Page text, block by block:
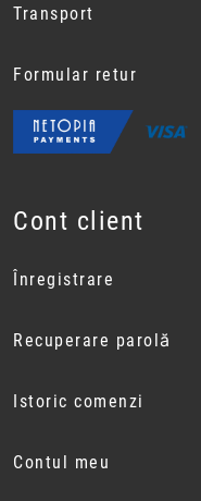
Transport
Formular retur
Cont client
Înregistrare
Recuperare parolă
Istoric comenzi
Contul meu